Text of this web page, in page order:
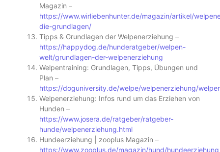
Magazin –
https://www.wirliebenhunter.de/magazin/artikel/
die-grundlagen/
Tipps & Grundlagen der Welpenerziehung –
https://happydog.de/hunderatgeber/welpen-
welt/grundlagen-der-welpenerziehung
Welpentraining: Grundlagen, Tipps, Übungen und
Plan –
https://doguniversity.de/welpe/welpenerziehung/
Welpenerziehung: Infos rund um das Erziehen von
Hunden –
https://www.josera.de/ratgeber/ratgeber-
hunde/welpenerziehung.html
Hundeerziehung | zooplus Magazin –
https://www.zooplus.de/magazin/hund/hundeerziehung